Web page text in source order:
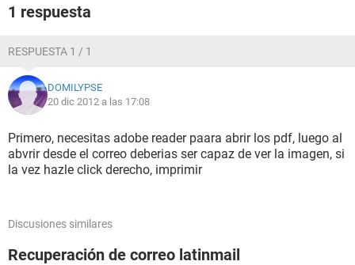
1 respuesta
RESPUESTA 1 / 1
DOMILYPSE
20 dic 2012 a las 17:08
Primero, necesitas adobe reader paara abrir los pdf, luego al
abvrir desde el correo deberias ser capaz de ver la imagen, si
la vez hazle click derecho, imprimir
Discusiones similares
Recuperación de correo latinmail